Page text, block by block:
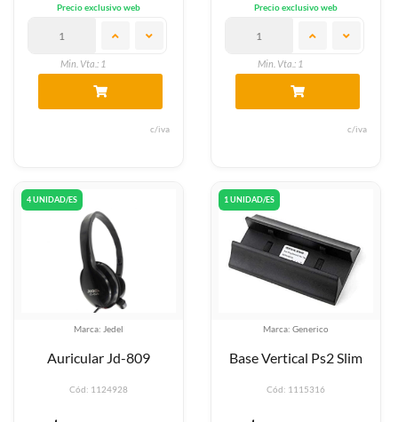
Precio exclusivo web
Min. Vta.: 1
c/iva
Precio exclusivo web
Min. Vta.: 1
c/iva
4 UNIDAD/ES
Marca: Jedel
Auricular Jd-809
Cód: 1124928
1 UNIDAD/ES
Marca: Generico
Base Vertical Ps2 Slim
Cód: 1115316